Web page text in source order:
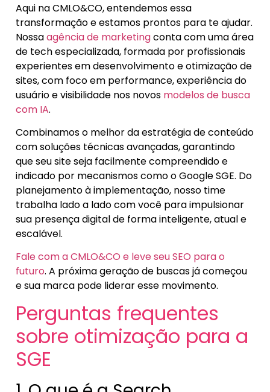
Aqui na CMLO&CO, entendemos essa
transformação e estamos prontos para te ajudar.
Nossaagência de marketingconta com uma área
de tech especializada, formada por profissionais
experientes em desenvolvimento e otimização de
sites, com foco em performance, experiência do
usuário e visibilidade nos novos modelos de busca
com IA.
Combinamos o melhor da estratégia de conteúdo
com soluções técnicas avançadas, garantindo
que seu site seja facilmente compreendido e
indicado por mecanismos como o Google SGE. Do
planejamento à implementação, nosso time
trabalha lado a lado com você para impulsionar
sua presença digital de forma inteligente, atual e
escalável.
Fale com a CMLO&CO e leve seu SEO para o
futuro. A próxima geração de buscas já começou
e sua marca pode liderar esse movimento.
Perguntas frequentes
sobre otimização para a
SGE